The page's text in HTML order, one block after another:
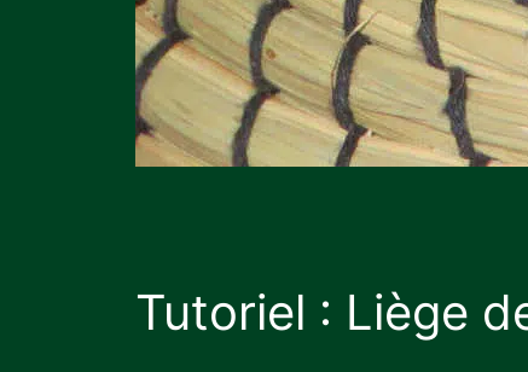
Tutoriel : Liège